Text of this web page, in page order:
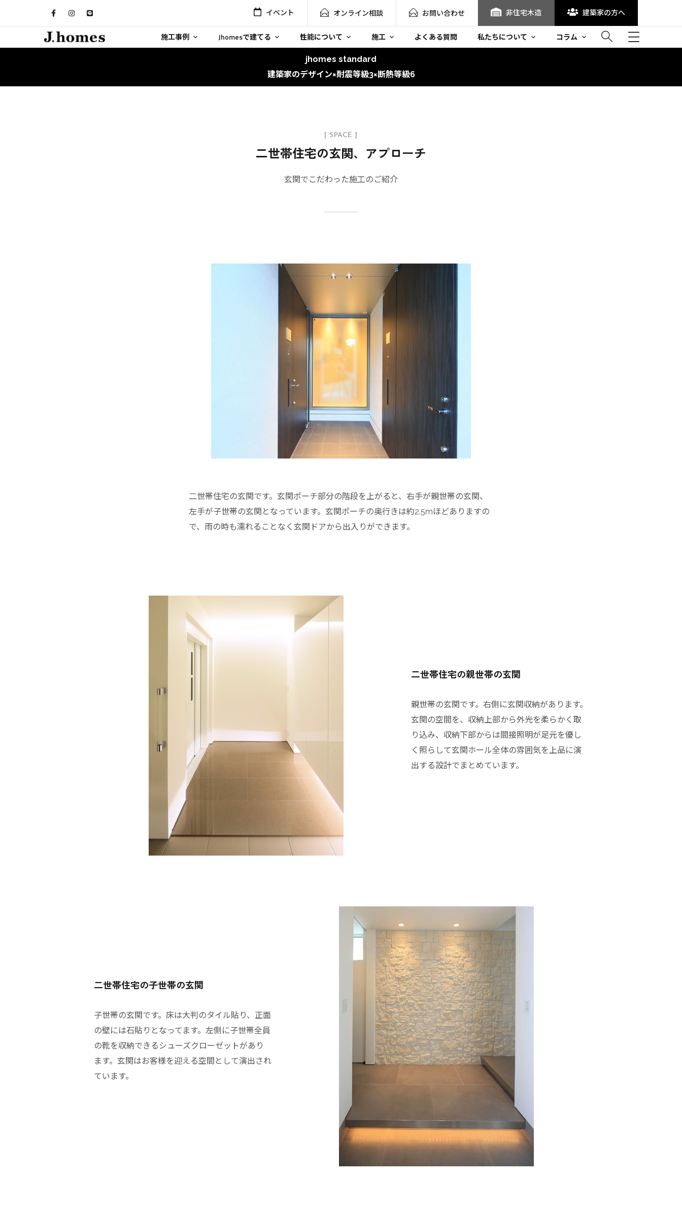
イベント オンライン相談 お問い合わせ 非住宅木造 建築家の方へ
施工事例 Jhomesで建てる 性能について 施工 よくある質問 私たちについて コラム
jhomes standard
建築家のデザイン×耐震等級3×断熱等級6
[ SPACE ]
二世帯住宅の玄関、アプローチ
玄関でこだわった施工のご紹介
二世帯住宅の玄関です。玄関ポーチ部分の階段を上がると、右手が親世帯の玄関、
左手が子世帯の玄関となっています。玄関ポーチの奥行きは約2.5mほどありますの
で、雨の時も濡れることなく玄関ドアから出入りができます。
二世帯住宅の親世帯の玄関
親世帯の玄関です。右側に玄関収納があります。
玄関の空間を、収納上部から外光を柔らかく取
り込み、収納下部からは間接照明が足元を優し
く照らして玄関ホール全体の雰囲気を上品に演
出する設計でまとめています。
二世帯住宅の子世帯の玄関
子世帯の玄関です。床は大判のタイル貼り、正面
の壁には石貼りとなってます。左側に子世帯全員
の靴を収納できるシューズクローゼットがあり
ます。玄関はお客様を迎える空間として演出され
ています。